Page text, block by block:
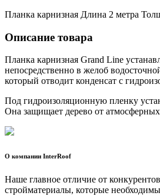
Планка карнизная Длина 2 метра
Описание товара
Планка карнизная Grand Line
непосредственно в желоб
который отводит конденсат с
Под гидроизоляционную пленку
Она защищает дерево от
О компании InterRoof
Наше главное отличие от
стройматериалы, которые